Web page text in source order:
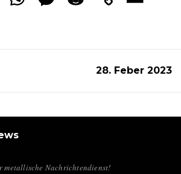
28. Feber 2023
metallische Nachrichtendienst!